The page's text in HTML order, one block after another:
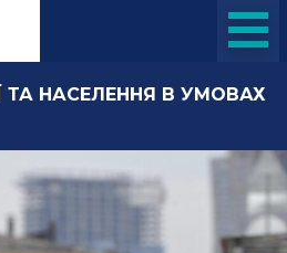
ТА НАСЕЛЕННЯ В УМОВАХ